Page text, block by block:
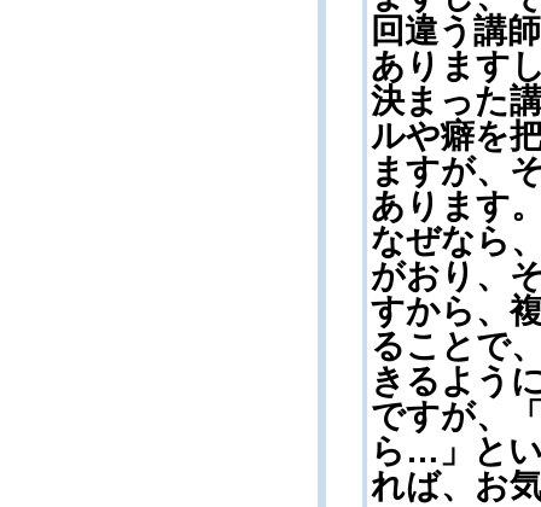
回違う講
あります
決まった
ルや癖を
ますが、
あります
なぜなら
がおり、
すから、
ることで
きるよう
ですが、
ら…」と
れば、お